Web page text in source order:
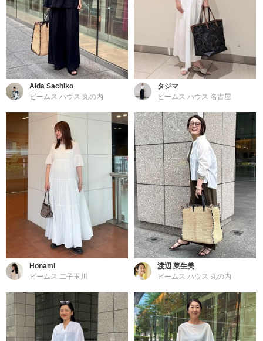
Aida Sachiko
ビームス ハウス 丸の内
タジマ
ビームス ハウス 名古屋
Honami
ビームス 二子玉川
渡辺 菜生美
ビームス ハウス 丸の内